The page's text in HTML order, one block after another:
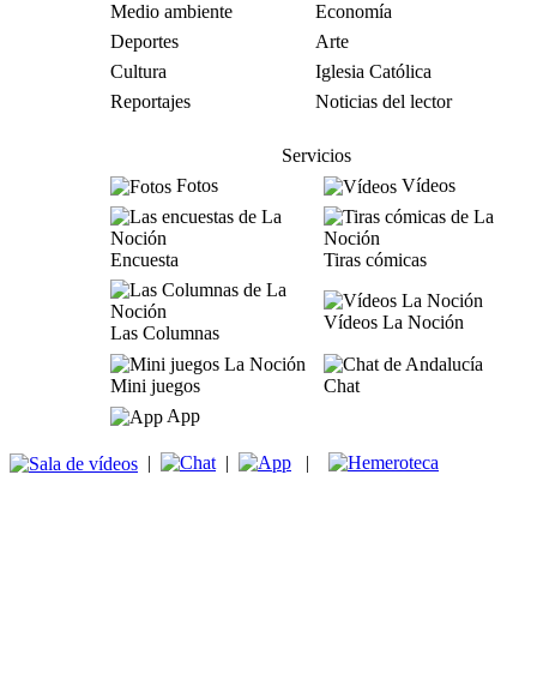
Medio ambiente
Economía
Deportes
Arte
Cultura
Iglesia Católica
Reportajes
Noticias del lector
Servicios
Fotos
Vídeos
Encuesta Tiras cómicas
Las Columnas
Vídeos La Noción
Mini juegos
Chat
App
| | |